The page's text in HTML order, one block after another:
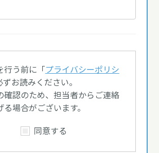
行う前に「プライバシーポリシ
お読みください。
確認のため、担当者からご連絡
場合がございます。
同意する